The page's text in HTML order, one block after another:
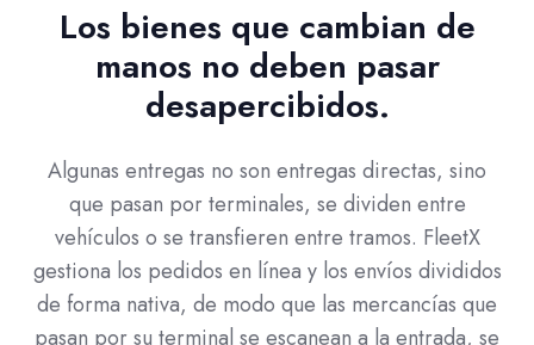
Los bienes que cambian de
manos no deben pasar
desapercibidos.
Algunas entregas no son entregas directas, sino
que pasan por terminales, se dividen entre
vehículos o se transfieren entre tramos. FleetX
gestiona los pedidos en línea y los envíos divididos
de forma nativa, de modo que las mercancías que
pasan por su terminal se escanean a la entrada, se